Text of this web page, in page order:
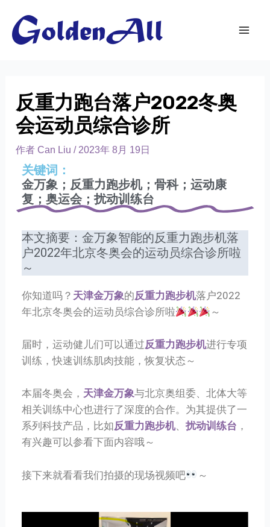
反重力跑台落户2022冬奥
会运动员综合诊所
作者Can Liu/ 2023年 8月 19日
关键词：
金万象；反重力跑步机；骨科；运动康
复；奥运会；扰动训练台
本文摘要：金万象智能的反重力跑步机落
户2022年北京冬奥会的运动员综合诊所啦
～
你知道吗？ 天津金万象的反重力跑步机落户2022
年北京冬奥会的运动员综合诊所啦
～
届时，运动健儿们可以通过反重力跑步机进行专项
训练，快速训练肌肉技能，恢复状态～
本届冬奥会， 天津金万象与北京奥组委、北体大等
相关训练中心也进行了深度的合作。为其提供了一
系列科技产品，比如反重力跑步机、扰动训练台 ，
有兴趣可以参看下面内容哦～
接下来就看看我们拍摄的现场视频吧 ～